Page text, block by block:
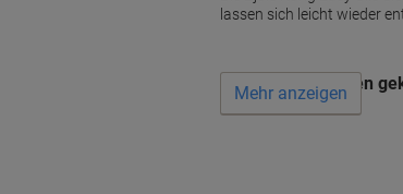
lassen sich leicht wieder
Wird oft zusammen
Mehr anzeigen